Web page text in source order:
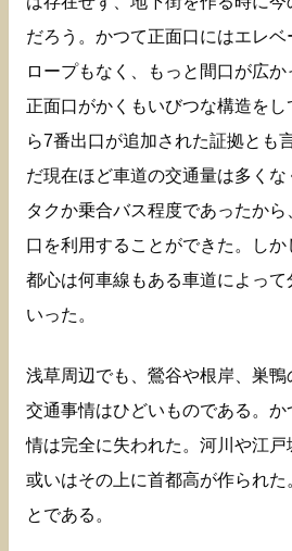
だろう。かつて正面口にはエレ
ロープもなく、もっと間口が広
正面口がかくもいびつな構造を
ら7番出口が追加された証拠とも
だ現在ほど車道の交通量は多くな
タクか乗合バス程度であったか
口を利用することができた。し
都心は何車線もある車道によっ
いった。
浅草周辺でも、鶯谷や根岸、巣
交通事情はひどいものである。
情は完全に失われた。河川や江戸
或いはその上に首都高が作られた
とである。